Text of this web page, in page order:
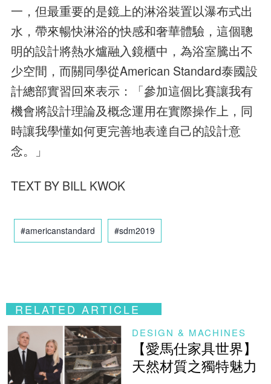
一，但最重要的是鏡上的淋浴裝置以瀑布式出
水，帶來暢快淋浴的快感和奢華體驗，這個聰
明的設計將熱水爐融入鏡櫃中，為浴室騰出不
少空間，而關同學從American Standard泰國設
計總部實習回來表示：「參加這個比賽讓我有
機會將設計理論及概念運用在實際操作上，同
時讓我學懂如何更完善地表達自己的設計意
念。」
TEXT BY BILL KWOK
#americanstandard #sdm2019
RELATED ARTICLE
DESIGN & MACHINES
【愛馬仕家具世界】
天然材質之獨特魅力